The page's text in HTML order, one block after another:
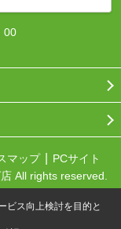
00
マップ
PCサイト
All rights reserved.
ビス向上検討を目的と